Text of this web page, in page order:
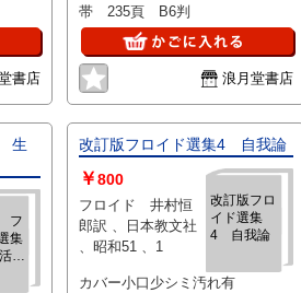
書店
帯 235頁 B6判
浪月堂書店
生
フ
集
心
改訂版フロイド選集4 自我論
改訂版フロ
イド選集
4 自我論
￥800
フロイド 井村恒
郎訳 、日本教文社
、昭和51 、1
カバー小口少シミ汚れ有